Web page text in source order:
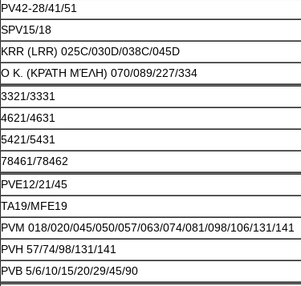
PV42-28/41/51
SPV15/18
KRR (LRR) 025C/030D/038C/045D
Ο Κ. (ΚΡΆΤΗ ΜΈΛΗ) 070/089/227/334
3321/3331
4621/4631
5421/5431
78461/78462
PVE12/21/45
TA19/MFE19
PVM 018/020/045/050/057/063/074/081/098/106/131/141
PVH 57/74/98/131/141
PVB 5/6/10/15/20/29/45/90